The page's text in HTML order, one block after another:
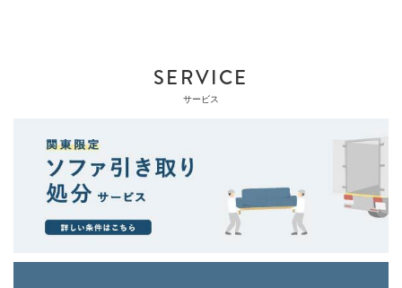
SERVICE
サービス